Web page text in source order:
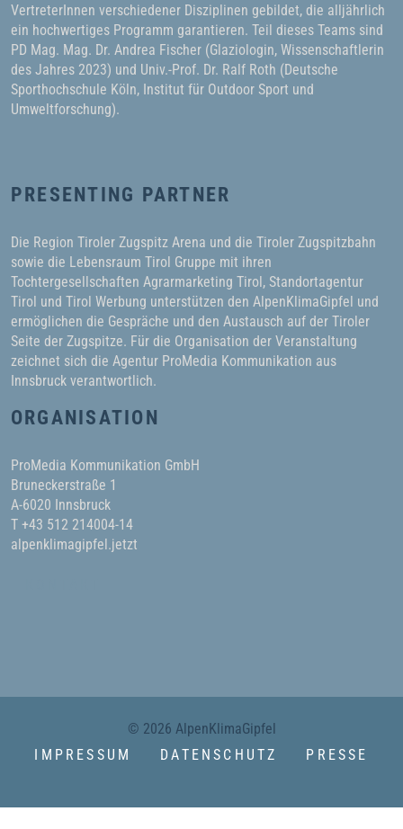
VertreterInnen verschiedener Disziplinen gebildet, die alljährlich
ein hochwertiges Programm garantieren. Teil dieses Teams sind
PD Mag. Mag. Dr. Andrea Fischer (Glaziologin, Wissenschaftlerin
des Jahres 2023) und Univ.-Prof. Dr. Ralf Roth (Deutsche
Sporthochschule Köln, Institut für Outdoor Sport und
Umweltforschung).
PRESENTING PARTNER
Die Region Tiroler Zugspitz Arena und die Tiroler Zugspitzbahn
sowie die Lebensraum Tirol Gruppe mit ihren
Tochtergesellschaften Agrarmarketing Tirol, Standortagentur
Tirol und Tirol Werbung unterstützen den AlpenKlimaGipfel und
ermöglichen die Gespräche und den Austausch auf der Tiroler
Seite der Zugspitze. Für die Organisation der Veranstaltung
zeichnet sich die Agentur ProMedia Kommunikation aus
Innsbruck verantwortlich.
ORGANISATION
ProMedia Kommunikation GmbH
Bruneckerstraße 1
A-6020 Innsbruck
T +43 512 214004-14
alpenklimagipfel.jetzt
© 2026 AlpenKlimaGipfel
IMPRESSUM
DATENSCHUTZ PRESSE